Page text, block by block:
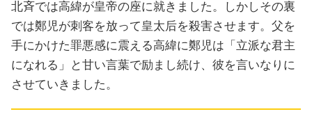
北斉では高緯が皇帝の座に就きました。しかしその裏
では鄭児が刺客を放って皇太后を殺害させます。父を
手にかけた罪悪感に震える高緯に鄭児は「立派な君主
になれる」と甘い言葉で励まし続け、彼を言いなりに
させていきました。